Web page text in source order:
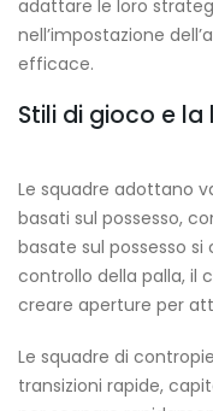
adattare le loro
nell’impostazione
efficace.
Stili di gioco e
Le squadre adottano
basati sul possesso,
basate sul possesso
controllo della palla, il
creare aperture per
Le squadre di
transizioni rapide,